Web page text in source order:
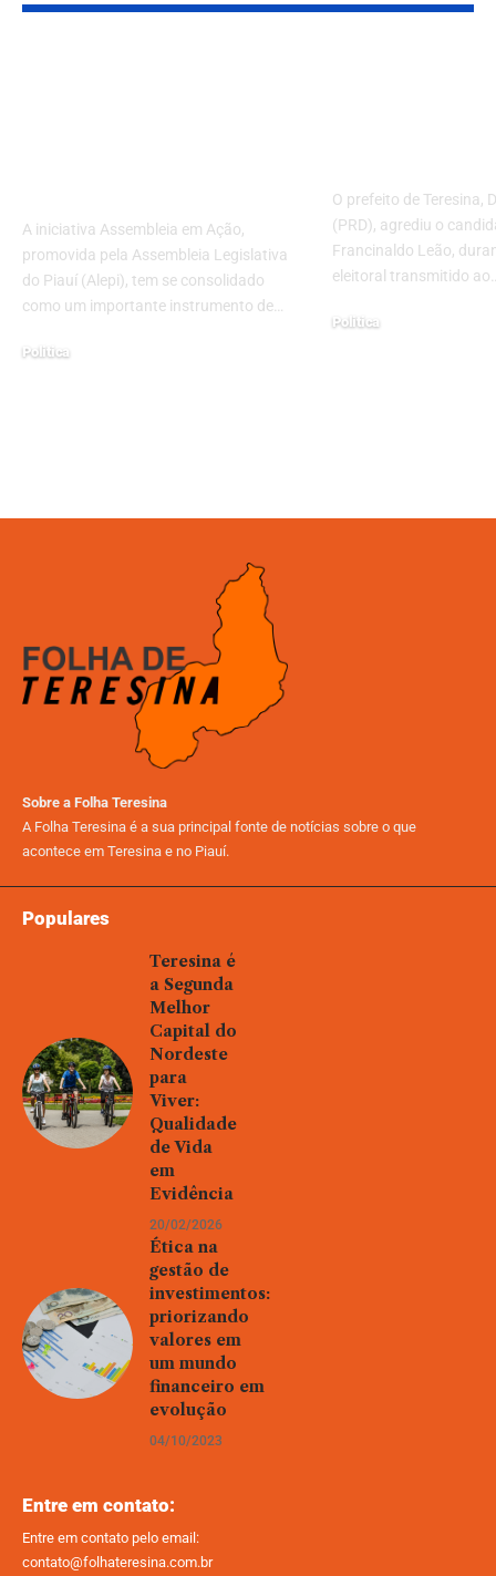
A iniciativa Assembleia em Ação,
promovida pela Assembleia Legislativa
do Piauí (Alepi), tem se consolidado
como um importante instrumento de…
Politica
O prefeito de Teresina,
(PRD), agrediu o
Francinaldo Leão,
eleitoral transmitido
Politica
Sobre a Folha Teresina
A Folha Teresina é a sua principal fonte de notícias sobre o que
acontece em Teresina e no Piauí.
Populares
Teresina é
a Segunda
Melhor
Capital do
Nordeste
para
Viver:
Qualidade
de Vida
em
Evidência
20/02/2026
Ética na
gestão de
investimentos:
priorizando
valores em
um mundo
financeiro em
evolução
04/10/2023
Entre em contato:
Entre em contato pelo email:
contato@folhateresina.com.br